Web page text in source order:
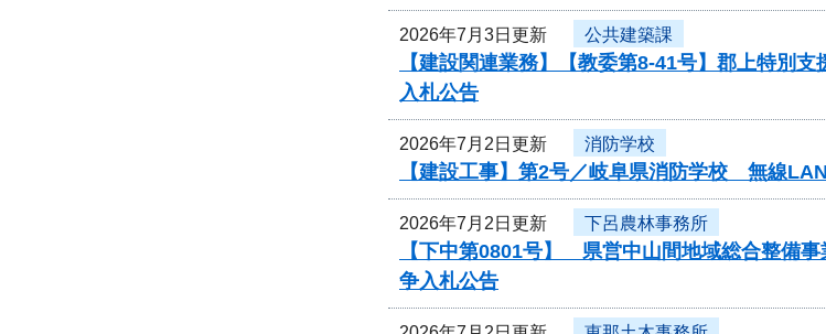
2026年7月3日更新 公共建築課
【建設関連業務】【教委第8-41号】郡上特別
入札公告
2026年7月2日更新 消防学校
【建設工事】第2号／岐阜県消防学校 無線
2026年7月2日更新 下呂農林事務所
【下中第0801号】 県営中山間地域総合整備
争入札公告